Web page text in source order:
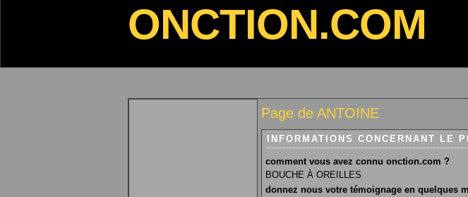
ONCTION.COM
Page de ANTOINE
INFORMATIONS CONCERNANT LE
comment vous avez connu onction.com ?
BOUCHE À OREILLES
donnez nous votre témoignage en quelques